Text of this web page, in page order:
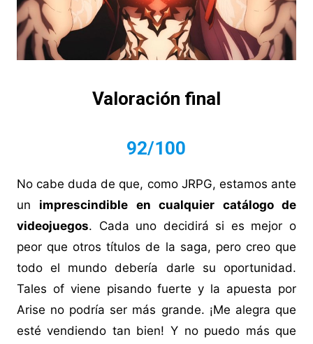
Valoración final
92/100
No cabe duda de que, como JRPG, estamos ante
un imprescindible en cualquier catálogo de
videojuegos. Cada uno decidirá si es mejor o
peor que otros títulos de la saga, pero creo que
todo el mundo debería darle su oportunidad.
Tales of viene pisando fuerte y la apuesta por
Arise no podría ser más grande. ¡Me alegra que
esté vendiendo tan bien! Y no puedo más que